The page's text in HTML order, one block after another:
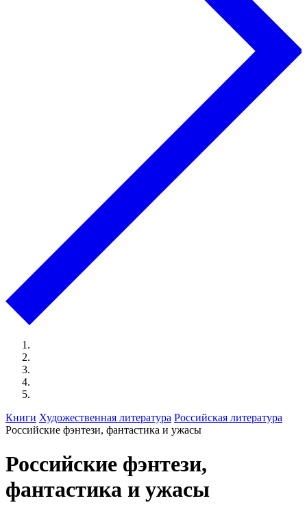
Книги Художественная литература Российская литература
Российские фэнтези, фантастика и ужасы
Российские фэнтези,
фантастика и ужасы